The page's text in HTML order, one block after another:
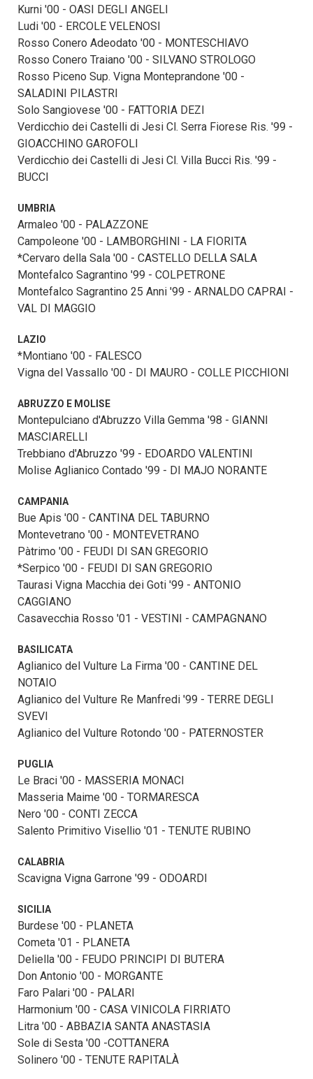
Kurni '00 - OASI DEGLI ANGELI
Ludi '00 - ERCOLE VELENOSI
Rosso Conero Adeodato '00 - MONTESCHIAVO
Rosso Conero Traiano '00 - SILVANO STROLOGO
Rosso Piceno Sup. Vigna Monteprandone '00 -
SALADINI PILASTRI
Solo Sangiovese '00 - FATTORIA DEZI
Verdicchio dei Castelli di Jesi Cl. Serra Fiorese Ris. '99 -
GIOACCHINO GAROFOLI
Verdicchio dei Castelli di Jesi Cl. Villa Bucci Ris. '99 -
BUCCI
UMBRIA
Armaleo '00 - PALAZZONE
Campoleone '00 - LAMBORGHINI - LA FIORITA
*Cervaro della Sala '00 - CASTELLO DELLA SALA
Montefalco Sagrantino '99 - COLPETRONE
Montefalco Sagrantino 25 Anni '99 - ARNALDO CAPRAI -
VAL DI MAGGIO
LAZIO
*Montiano '00 - FALESCO
Vigna del Vassallo '00 - DI MAURO - COLLE PICCHIONI
ABRUZZO E MOLISE
Montepulciano d'Abruzzo Villa Gemma '98 - GIANNI
MASCIARELLI
Trebbiano d'Abruzzo '99 - EDOARDO VALENTINI
Molise Aglianico Contado '99 - DI MAJO NORANTE
CAMPANIA
Bue Apis '00 - CANTINA DEL TABURNO
Montevetrano '00 - MONTEVETRANO
Pàtrimo '00 - FEUDI DI SAN GREGORIO
*Serpico '00 - FEUDI DI SAN GREGORIO
Taurasi Vigna Macchia dei Goti '99 - ANTONIO
CAGGIANO
Casavecchia Rosso '01 - VESTINI - CAMPAGNANO
BASILICATA
Aglianico del Vulture La Firma '00 - CANTINE DEL
NOTAIO
Aglianico del Vulture Re Manfredi '99 - TERRE DEGLI
SVEVI
Aglianico del Vulture Rotondo '00 - PATERNOSTER
PUGLIA
Le Braci '00 - MASSERIA MONACI
Masseria Maime '00 - TORMARESCA
Nero '00 - CONTI ZECCA
Salento Primitivo Visellio '01 - TENUTE RUBINO
CALABRIA
Scavigna Vigna Garrone '99 - ODOARDI
SICILIA
Burdese '00 - PLANETA
Cometa '01 - PLANETA
Deliella '00 - FEUDO PRINCIPI DI BUTERA
Don Antonio '00 - MORGANTE
Faro Palari '00 - PALARI
Harmonium '00 - CASA VINICOLA FIRRIATO
Litra '00 - ABBAZIA SANTA ANASTASIA
Sole di Sesta '00 -COTTANERA
Solinero '00 - TENUTE RAPITALÀ